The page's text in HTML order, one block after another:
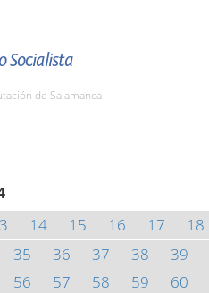
Socialista
de Salamanca
14 15 16 17 18
35 36 37 38 39
56 57 58 59 60